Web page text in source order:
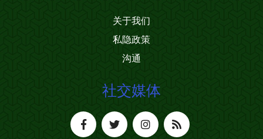
关于我们
私隐政策
沟通
社交媒体